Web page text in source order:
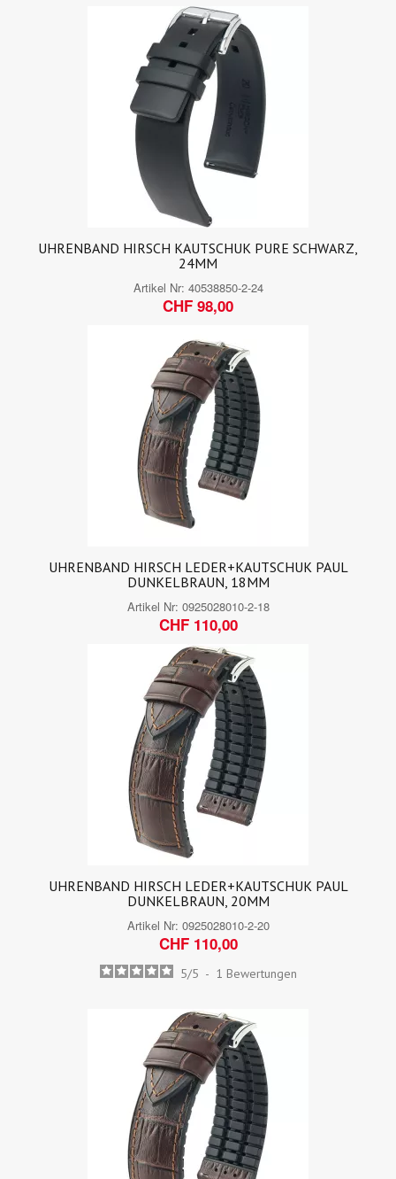
UHRENBAND HIRSCH KAUTSCHUK PURE SCHWARZ,
24MM
Artikel Nr: 40538850-2-24
CHF 98,00
UHRENBAND HIRSCH LEDER+KAUTSCHUK PAUL
DUNKELBRAUN, 18MM
Artikel Nr: 0925028010-2-18
CHF 110,00
UHRENBAND HIRSCH LEDER+KAUTSCHUK PAUL
DUNKELBRAUN, 20MM
Artikel Nr: 0925028010-2-20
CHF 110,00
5/5 - 1 Bewertungen